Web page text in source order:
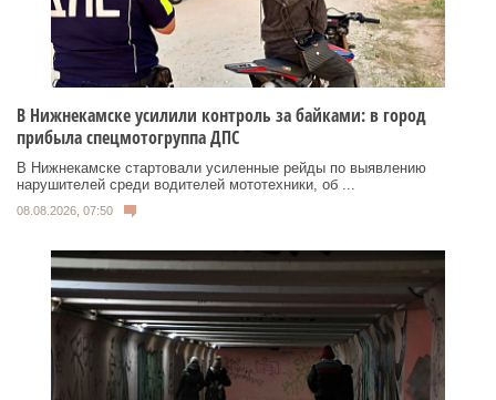
В Нижнекамске усилили контроль за байками: в город
прибыла спецмотогруппа ДПС
В Нижнекамске стартовали усиленные рейды по выявлению
нарушителей среди водителей мототехники, об ...
08.08.2026, 07:50